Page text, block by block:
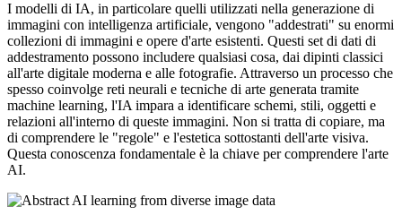
I modelli di IA, in particolare quelli utilizzati nella generazione di
immagini con intelligenza artificiale, vengono "addestrati" su enormi
collezioni di immagini e opere d'arte esistenti. Questi set di dati di
addestramento possono includere qualsiasi cosa, dai dipinti classici
all'arte digitale moderna e alle fotografie. Attraverso un processo che
spesso coinvolge reti neurali e tecniche di arte generata tramite
machine learning, l'IA impara a identificare schemi, stili, oggetti e
relazioni all'interno di queste immagini. Non si tratta di copiare, ma
di comprendere le "regole" e l'estetica sottostanti dell'arte visiva.
Questa conoscenza fondamentale è la chiave per comprendere l'arte
AI.